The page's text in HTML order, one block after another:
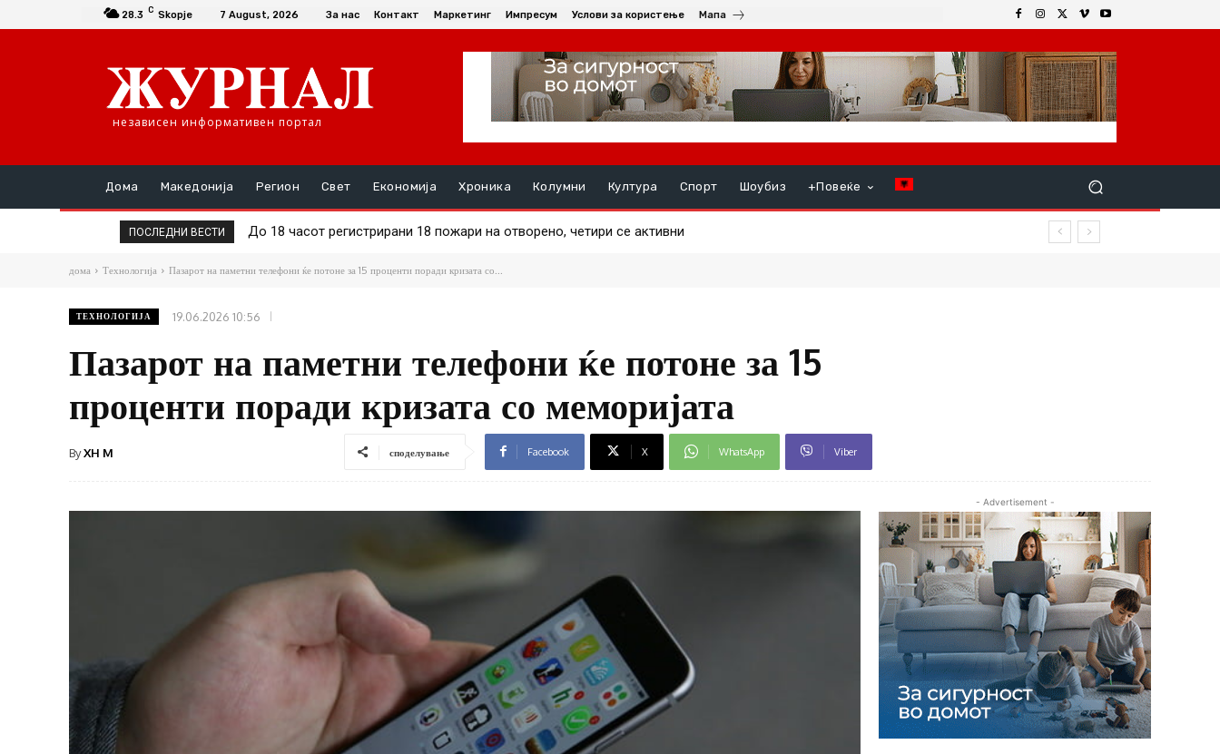
28.3 C Skopje 7 August, 2026 За нас Контакт Маркетинг Импресум Услови за користење Мапа
независен информативен портал
Дома Македонија Регион Свет Економија Хроника Колумни Култура Спорт Шоубиз +Повеќе
ПОСЛЕДНИ ВЕСТИ До 18 часот регистрирани 18 пожари на отворено, четири се активни
74-годишен кривопаланчанец уапсен во Кратово – возел без да има положено
дома Технологија Пазарот на паметни телефони ќе потоне за 15 проценти поради кризата со...
ТЕХНОЛОГИЈА 19.06.2026 10:56
Пазарот на паметни телефони ќе потоне за 15
проценти поради кризата со меморијата
ByXH M споделување Facebook X WhatsApp Viber
- Advertisement -